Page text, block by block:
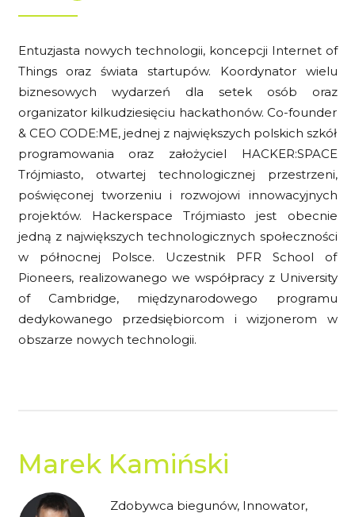
Entuzjasta nowych technologii, koncepcji Internet of
Things oraz świata startupów. Koordynator wielu
biznesowych wydarzeń dla setek osób oraz
organizator kilkudziesięciu hackathonów. Co-founder
& CEO CODE:ME, jednej z największych polskich szkół
programowania oraz założyciel HACKER:SPACE
Trójmiasto, otwartej technologicznej przestrzeni,
poświęconej tworzeniu i rozwojowi innowacyjnych
projektów. Hackerspace Trójmiasto jest obecnie
jedną z największych technologicznych społeczności
w północnej Polsce. Uczestnik PFR School of
Pioneers, realizowanego we współpracy z University
of Cambridge, międzynarodowego programu
dedykowanego przedsiębiorcom i wizjonerom w
obszarze nowych technologii.
Marek Kamiński
Zdobywca biegunów, Innowator,